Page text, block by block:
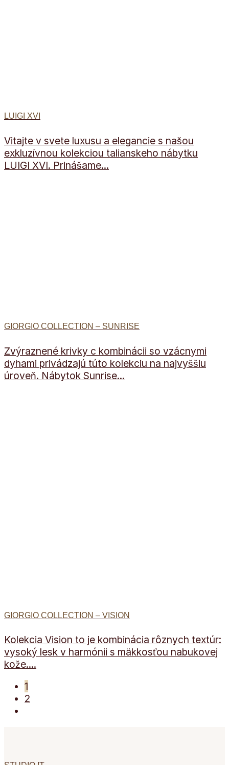
LUIGI XVI
Vitajte v svete luxusu a elegancie s našou
exkluzívnou kolekciou talianskeho nábytku
LUIGI XVI. Prinášame...
GIORGIO COLLECTION – SUNRISE
Zvýraznené krivky c kombinácii so vzácnymi
dyhami privádzajú túto kolekciu na najvyššiu
úroveň. Nábytok Sunrise...
GIORGIO COLLECTION – VISION
Kolekcia Vision to je kombinácia rôznych textúr:
vysoký lesk v harmónii s mäkkosťou nabukovej
kože....
1
2